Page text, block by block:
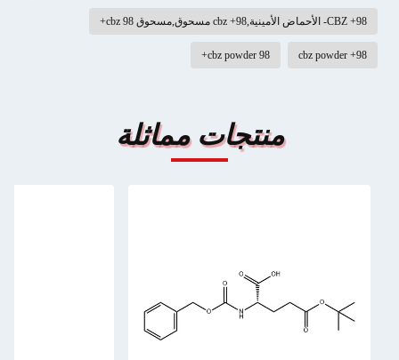
98+ CBZ- الأحماض الأمينية,98+ cbz مسحوق,مسحوق cbz 98+
98+ cbz powder
cbz powder 98+
منتجات مماثلة